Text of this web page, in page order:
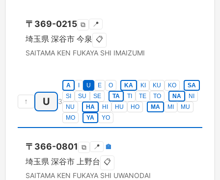
〒 369-0215 ⧉ 📍
埼玉県 深谷市 今泉 📋
SAITAMA KEN FUKAYA SHI IMAIZUMI
↑ U 3
A U E O KA KI KU KO
SA
SI
SU SE TA TI TE TO NA
NI
NU
HA HI HU HO MA MI
MU
MO
YA YO
〒 366-0801 ⧉ 📍 🏣
埼玉県 深谷市 上野台 📋
SAITAMA KEN FUKAYA SHI UWANODAI